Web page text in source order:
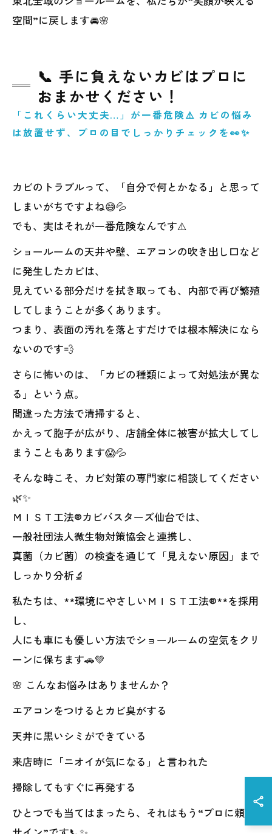
空間”に戻します🚘🌸
📞 手に負えないカビはプロに
おまかせください！
「これくらい大丈夫…」が一番危険⚠️ カビの悩み
は放置せず、プロの目でしっかりチェックを👀✨
カビのトラブルって、「自分で何とかなる」と思って
しまいがちですよね😅💦
でも、実はそれが一番危険なんです⚠️
ショールームの天井や壁、エアコンの吹き出し口など
に発生したカビは、
見えている部分だけを拭き取っても、内部で再び繁殖
してしまうことが多くあります。
つまり、表面の汚れを落とすだけでは根本解決になら
ないのです💨
さらに怖いのは、「カビの種類によって対処法が異な
る」という点。
間違った方法で清掃すると、
かえって胞子が広がり、店舗全体に被害が拡大してし
まうこともあります😱💦
そんな時こそ、カビ対策の専門家に相談してください
🌿✨
ＭＩＳＴ工法®カビバスターズ仙台では、
一般社団法人微生物対策協会と連携し、
真菌（カビ菌）の検査を通じて「見えない原因」まで
しっかり分析🔬
私たちは、**環境にやさしいＭＩＳＴ工法®**を採用
し、
人にも車にも優しい方法でショールームの空気をクリ
ーンに保ちます🚗💚
🌸 こんなお悩みはありませんか？
エアコンをつけるとカビ臭がする
天井に黒いシミができている
来店時に「ニオイが気になる」と言われた
掃除してもすぐに再発する
ひとつでも当てはまったら、それはもう“プロに頼る